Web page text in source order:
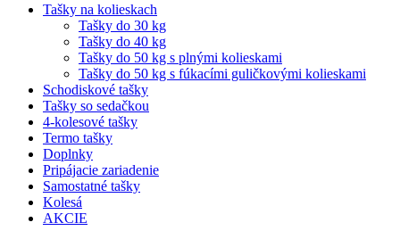
Tašky na kolieskach
Tašky do 30 kg
Tašky do 40 kg
Tašky do 50 kg s plnými kolieskami
Tašky do 50 kg s fúkacími guličkovými kolieskami
Schodiskové tašky
Tašky so sedačkou
4-kolesové tašky
Termo tašky
Doplnky
Pripájacie zariadenie
Samostatné tašky
Kolesá
AKCIE